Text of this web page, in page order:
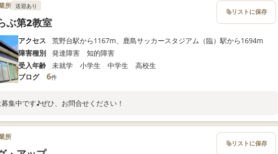
所 送迎あり
ぶ第2教室
アクセス
荒野台駅から1167m、鹿島サッカースタジアム（臨）駅から1694m
障害種別
発達障害 知的障害
受入年齢
未就学 小学生 中学生 高校生
ブログ
6件
集中です♪ぜひ、お問合せください！
リストに保存
所
リストに保存